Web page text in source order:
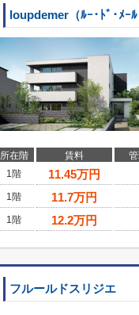
loupdemer（ﾙｰ･ﾄﾞ･ﾒｰﾙ
所在階 賃料
1階
11.45万円
1階
11.7万円
1階
12.2万円
フルールドスリジエ